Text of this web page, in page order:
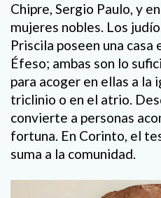
Chipre, Sergio Paulo, y
mujeres nobles. Los
Priscila poseen una casa
Éfeso; ambas son lo
para acoger en ellas a la
triclinio o en el atrio.
convierte a personas
fortuna. En Corinto, el
suma a la comunidad.